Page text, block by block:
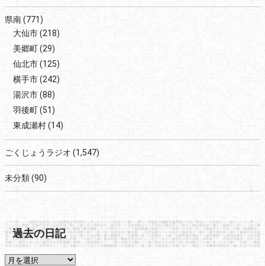
県南(771)
大仙市(218)
美郷町(29)
仙北市(125)
横手市(242)
湯沢市(88)
羽後町(51)
東成瀬村(14)
ごくじょうラジオ (1,547)
未分類(90)
過去の日記